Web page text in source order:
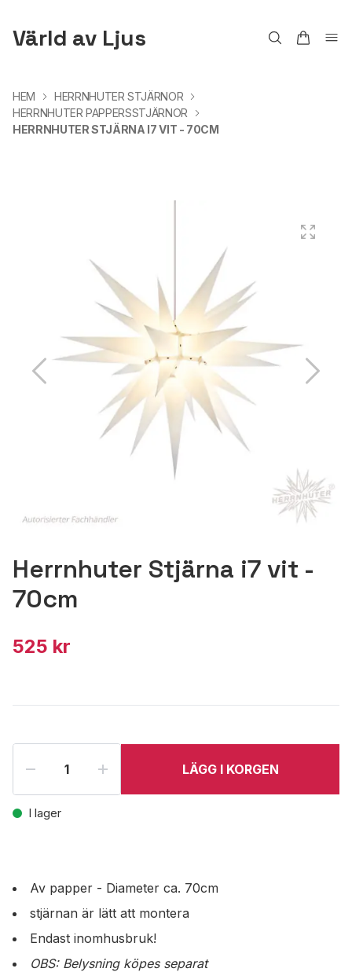
Värld av Ljus
HEM
HERRNHUTER STJÄRNOR
HERRNHUTER PAPPERSSTJÄRNOR
HERRNHUTER STJÄRNA I7 VIT - 70CM
Herrnhuter Stjärna i7 vit -
70cm
525 kr
LÄGG I KORGEN
I lager
Av papper - Diameter ca. 70cm
stjärnan är lätt att montera
Endast inomhusbruk!
OBS: Belysning köpes separat